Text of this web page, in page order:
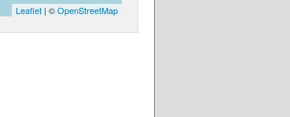
Leaflet | ©OpenStreetMap